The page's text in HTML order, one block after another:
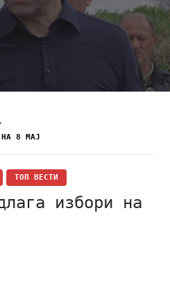
НА 8 МАЈ
ТОП ВЕСТИ
избори на